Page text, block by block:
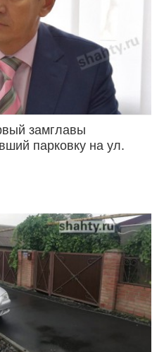
замглавы
парковку на ул.